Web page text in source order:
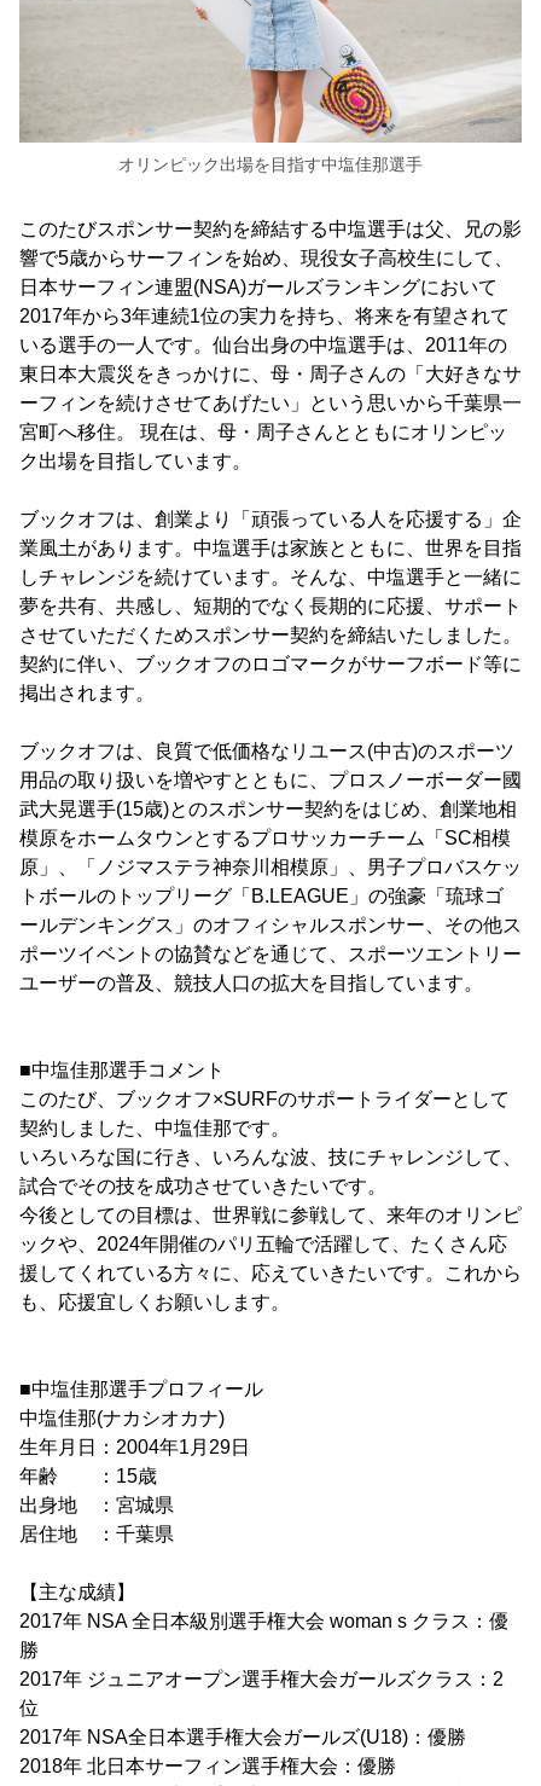
オリンピック出場を目指す中塩佳那選手
このたびスポンサー契約を締結する中塩選手は父、兄の影
響で5歳からサーフィンを始め、現役女子高校生にして、
日本サーフィン連盟(NSA)ガールズランキングにおいて
2017年から3年連続1位の実力を持ち、将来を有望されて
いる選手の一人です。仙台出身の中塩選手は、2011年の
東日本大震災をきっかけに、母・周子さんの「大好きなサ
ーフィンを続けさせてあげたい」という思いから千葉県一
宮町へ移住。 現在は、母・周子さんとともにオリンピッ
ク出場を目指しています。
ブックオフは、創業より「頑張っている人を応援する」企
業風土があります。中塩選手は家族とともに、世界を目指
しチャレンジを続けています。そんな、中塩選手と一緒に
夢を共有、共感し、短期的でなく長期的に応援、サポート
させていただくためスポンサー契約を締結いたしました。
契約に伴い、ブックオフのロゴマークがサーフボード等に
掲出されます。
ブックオフは、良質で低価格なリユース(中古)のスポーツ
用品の取り扱いを増やすとともに、プロスノーボーダー國
武大晃選手(15歳)とのスポンサー契約をはじめ、創業地相
模原をホームタウンとするプロサッカーチーム「SC相模
原」、「ノジマステラ神奈川相模原」、男子プロバスケッ
トボールのトップリーグ「B.LEAGUE」の強豪「琉球ゴ
ールデンキングス」のオフィシャルスポンサー、その他ス
ポーツイベントの協賛などを通じて、スポーツエントリー
ユーザーの普及、競技人口の拡大を目指しています。
■中塩佳那選手コメント
このたび、ブックオフ×SURFのサポートライダーとして
契約しました、中塩佳那です。
いろいろな国に行き、いろんな波、技にチャレンジして、
試合でその技を成功させていきたいです。
今後としての目標は、世界戦に参戦して、来年のオリンピ
ックや、2024年開催のパリ五輪で活躍して、たくさん応
援してくれている方々に、応えていきたいです。これから
も、応援宜しくお願いします。
■中塩佳那選手プロフィール
中塩佳那(ナカシオカナ)
生年月日：2004年1月29日
年齢 ：15歳
出身地 ：宮城県
居住地 ：千葉県
【主な成績】
2017年 NSA 全日本級別選手権大会 woman s クラス：優
勝
2017年 ジュニアオープン選手権大会ガールズクラス：2
位
2017年 NSA全日本選手権大会ガールズ(U18)：優勝
2018年 北日本サーフィン選手権大会：優勝